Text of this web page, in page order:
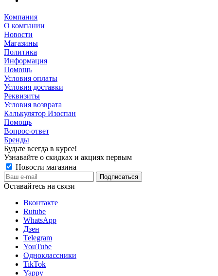
Компания
О компании
Новости
Магазины
Политика
Информация
Помощь
Условия оплаты
Условия доставки
Реквизиты
Условия возврата
Калькулятор Изоспан
Помощь
Вопрос-ответ
Бренды
Будьте всегда в курсе!
Узнавайте о скидках и акциях первым
Новости магазина
Оставайтесь на связи
Вконтакте
Rutube
WhatsApp
Дзен
Telegram
YouTube
Одноклассники
TikTok
Yappy